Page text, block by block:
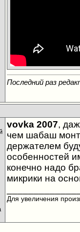
Последний раз
vovka 2007,
чем шабаш
держателем
особенностей
конечно надо
микрики на
Для увеличения